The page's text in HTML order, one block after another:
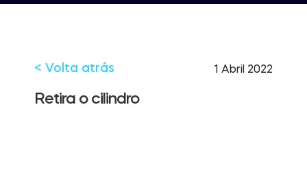
Tedee GO
< Volta atrás 1 Abril 2022
Retira o cilindro